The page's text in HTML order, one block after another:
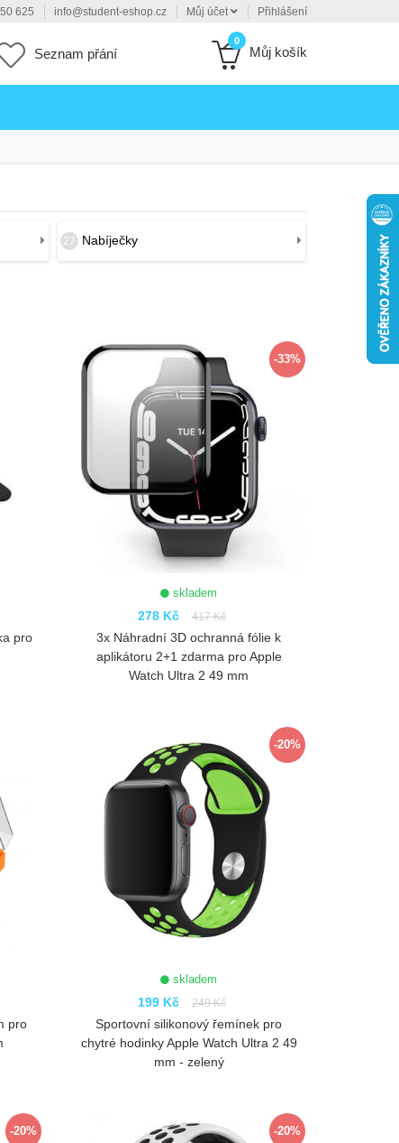
625 info@student-eshop.cz Můj účet Přihlášení
Seznam přání
0
Můj košík
27 Nabíječky
pro
-33%
skladem
278 Kč 417 Kč
3x Náhradní 3D ochranná fólie k
aplikátoru 2+1 zdarma pro Apple
Watch Ultra 2 49 mm
pro
-20%
skladem
199 Kč 249 Kč
Sportovní silikonový řemínek pro
chytré hodinky Apple Watch Ultra 2 49
mm - zelený
-20% -20%